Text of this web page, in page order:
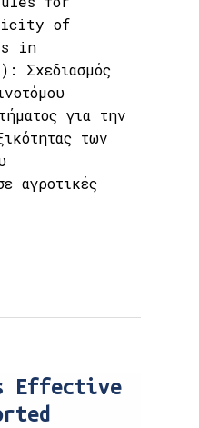
of
in
Σχεδιασμός
για την
των
αγροτικές
Effective